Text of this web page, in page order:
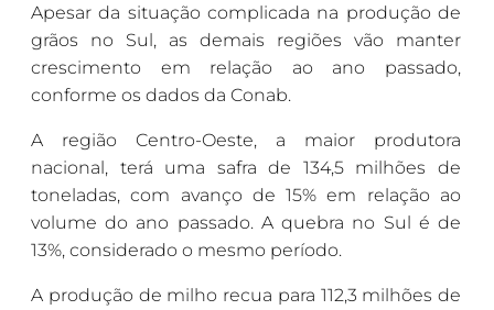
Apesar da situação complicada na produção de
grãos no Sul, as demais regiões vão manter
crescimento em relação ao ano passado,
conforme os dados da Conab.
A região Centro-Oeste, a maior produtora
nacional, terá uma safra de 134,5 milhões de
toneladas, com avanço de 15% em relação ao
volume do ano passado. A quebra no Sul é de
13%, considerado o mesmo período.
A produção de milho recua para 112,3 milhões de